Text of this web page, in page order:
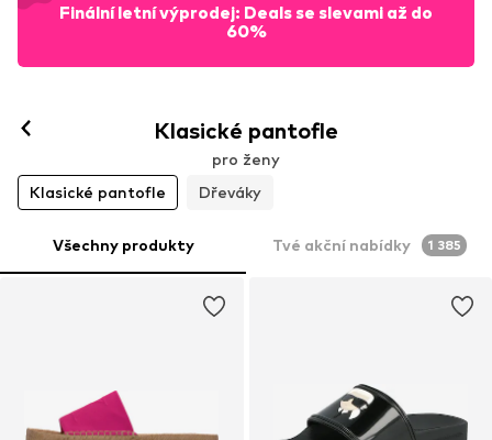
Finální letní výprodej: Deals se slevami až do
60%
Klasické pantofle
pro ženy
Klasické pantofle
Dřeváky
Všechny produkty Tvé akční nabídky 1 385